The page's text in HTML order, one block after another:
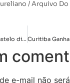
/ Arquivo Do
Inauguração do Castelo di Capri: Uma Noite de Elegância, Moda e Sofisticação
e-mail não